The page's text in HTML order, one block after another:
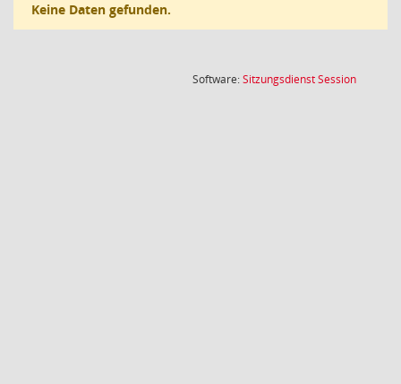
Keine Daten gefunden.
Software:SitzungsdienstSession(Wird in